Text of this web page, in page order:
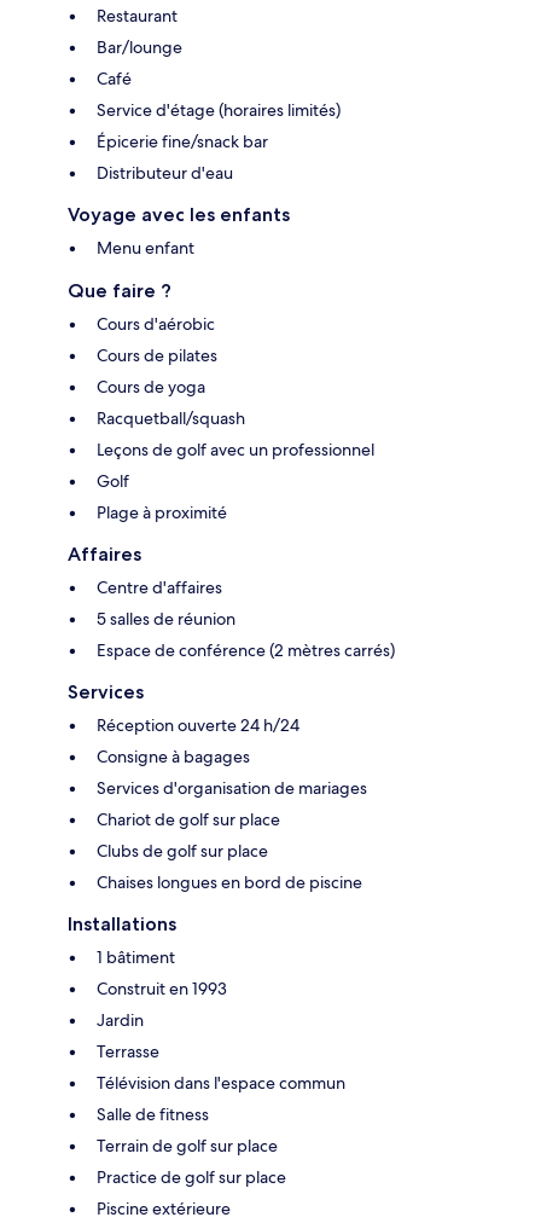
Restaurant
Bar/lounge
Café
Service d'étage (horaires limités)
Épicerie fine/snack bar
Distributeur d'eau
Voyage avec les enfants
Menu enfant
Que faire ?
Cours d'aérobic
Cours de pilates
Cours de yoga
Racquetball/squash
Leçons de golf avec un professionnel
Golf
Plage à proximité
Affaires
Centre d'affaires
5 salles de réunion
Espace de conférence (2 mètres carrés)
Services
Réception ouverte 24 h/24
Consigne à bagages
Services d'organisation de mariages
Chariot de golf sur place
Clubs de golf sur place
Chaises longues en bord de piscine
Installations
1 bâtiment
Construit en 1993
Jardin
Terrasse
Télévision dans l'espace commun
Salle de fitness
Terrain de golf sur place
Practice de golf sur place
Piscine extérieure